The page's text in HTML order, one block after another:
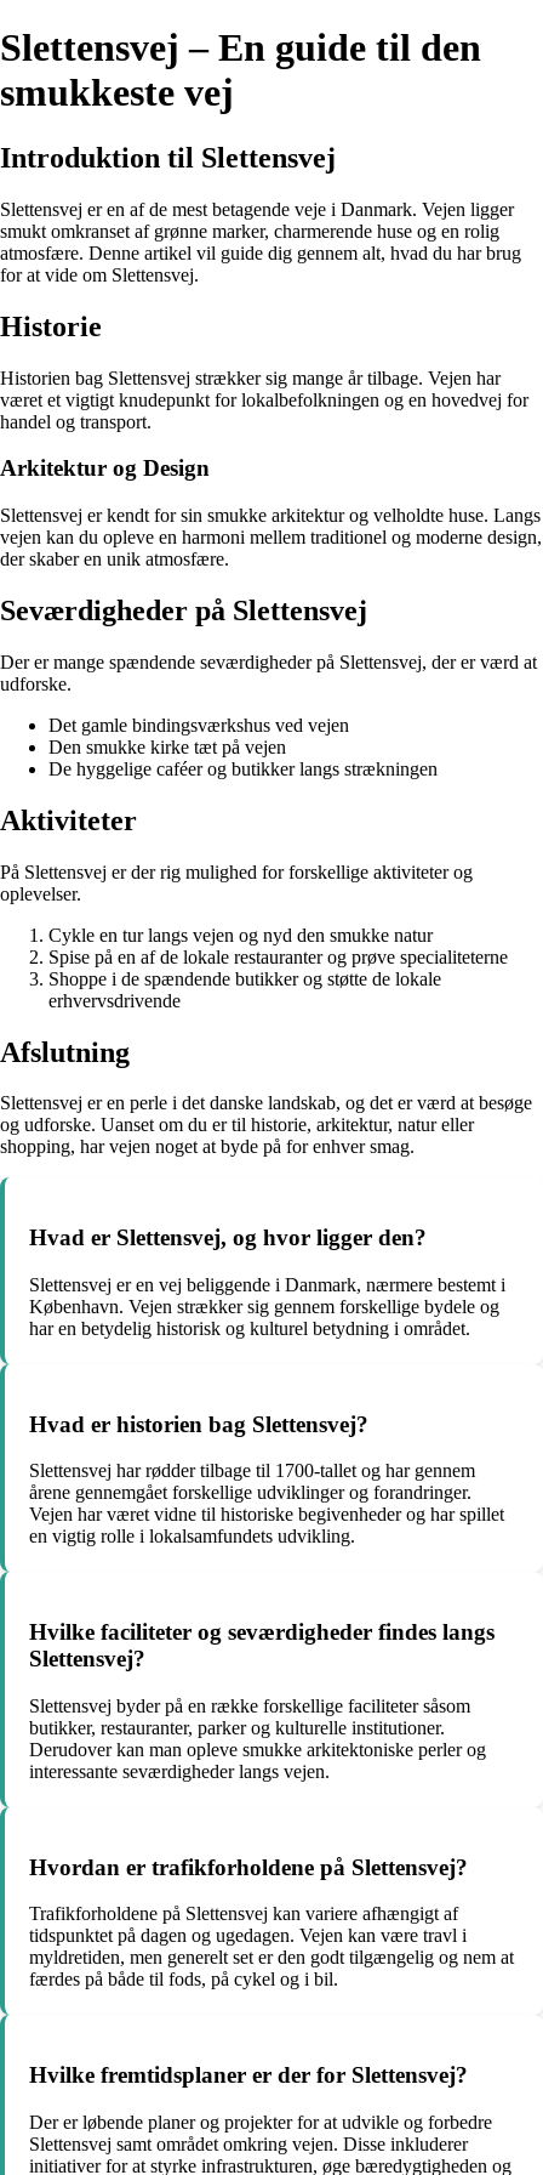
Slettensvej – En guide til den
smukkeste vej
Introduktion til Slettensvej
Slettensvej er en af de mest betagende veje i Danmark. Vejen ligger
smukt omkranset af grønne marker, charmerende huse og en rolig
atmosfære. Denne artikel vil guide dig gennem alt, hvad du har brug
for at vide om Slettensvej.
Historie
Historien bag Slettensvej strækker sig mange år tilbage. Vejen har
været et vigtigt knudepunkt for lokalbefolkningen og en hovedvej for
handel og transport.
Arkitektur og Design
Slettensvej er kendt for sin smukke arkitektur og velholdte huse. Langs
vejen kan du opleve en harmoni mellem traditionel og moderne design,
der skaber en unik atmosfære.
Seværdigheder på Slettensvej
Der er mange spændende seværdigheder på Slettensvej, der er værd at
udforske.
Det gamle bindingsværkshus ved vejen
Den smukke kirke tæt på vejen
De hyggelige caféer og butikker langs strækningen
Aktiviteter
På Slettensvej er der rig mulighed for forskellige aktiviteter og
oplevelser.
Cykle en tur langs vejen og nyd den smukke natur
Spise på en af de lokale restauranter og prøve specialiteterne
Shoppe i de spændende butikker og støtte de lokale
erhvervsdrivende
Afslutning
Slettensvej er en perle i det danske landskab, og det er værd at besøge
og udforske. Uanset om du er til historie, arkitektur, natur eller
shopping, har vejen noget at byde på for enhver smag.
Hvad er Slettensvej, og hvor ligger den?
Slettensvej er en vej beliggende i Danmark, nærmere bestemt i
København. Vejen strækker sig gennem forskellige bydele og
har en betydelig historisk og kulturel betydning i området.
Hvad er historien bag Slettensvej?
Slettensvej har rødder tilbage til 1700-tallet og har gennem
årene gennemgået forskellige udviklinger og forandringer.
Vejen har været vidne til historiske begivenheder og har spillet
en vigtig rolle i lokalsamfundets udvikling.
Hvilke faciliteter og seværdigheder findes langs
Slettensvej?
Slettensvej byder på en række forskellige faciliteter såsom
butikker, restauranter, parker og kulturelle institutioner.
Derudover kan man opleve smukke arkitektoniske perler og
interessante seværdigheder langs vejen.
Hvordan er trafikforholdene på Slettensvej?
Trafikforholdene på Slettensvej kan variere afhængigt af
tidspunktet på dagen og ugedagen. Vejen kan være travl i
myldretiden, men generelt set er den godt tilgængelig og nem at
færdes på både til fods, på cykel og i bil.
Hvilke fremtidsplaner er der for Slettensvej?
Der er løbende planer og projekter for at udvikle og forbedre
Slettensvej samt området omkring vejen. Disse inkluderer
initiativer for at styrke infrastrukturen, øge bæredygtigheden og